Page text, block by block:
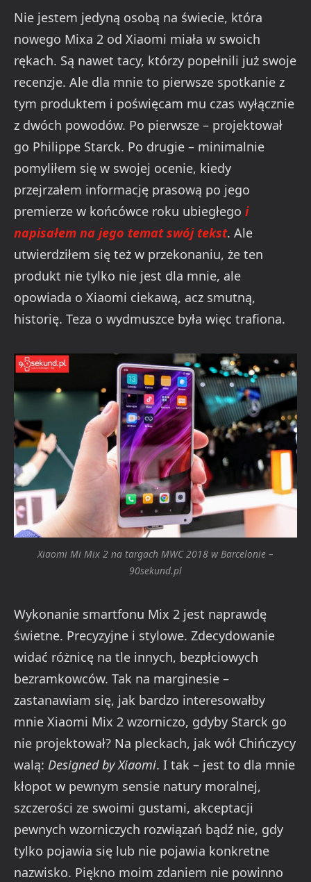
Nie jestem jedyną osobą na świecie, która
nowego Mixa 2 od Xiaomi miała w swoich
rękach. Są nawet tacy, którzy popełnili już swoje
recenzje. Ale dla mnie to pierwsze spotkanie z
tym produktem i poświęcam mu czas wyłącznie
z dwóch powodów. Po pierwsze – projektował
go Philippe Starck. Po drugie – minimalnie
pomyliłem się w swojej ocenie, kiedy
przejrzałem informację prasową po jego
premierze w końcówce roku ubiegłego i
napisałem na jego temat swój tekst. Ale
utwierdziłem się też w przekonaniu, że ten
produkt nie tylko nie jest dla mnie, ale
opowiada o Xiaomi ciekawą, acz smutną,
historię. Teza o wydmuszce była więc trafiona.
Xiaomi Mi Mix 2 na targach MWC 2018 w Barcelonie –
90sekund.pl
Wykonanie smartfonu Mix 2 jest naprawdę
świetne. Precyzyjne i stylowe. Zdecydowanie
widać różnicę na tle innych, bezpłciowych
bezramkowców. Tak na marginesie –
zastanawiam się, jak bardzo interesowałby
mnie Xiaomi Mix 2 wzorniczo, gdyby Starck go
nie projektował? Na pleckach, jak wół Chińczycy
walą: Designed by Xiaomi. I tak – jest to dla mnie
kłopot w pewnym sensie natury moralnej,
szczerości ze swoimi gustami, akceptacji
pewnych wzorniczych rozwiązań bądź nie, gdy
tylko pojawia się lub nie pojawia konkretne
nazwisko. Piękno moim zdaniem nie powinno